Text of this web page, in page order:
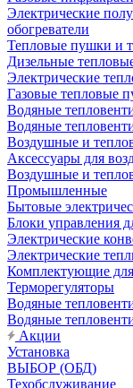
Электрические
обогреватели
Тепловые пушки и
Дизельные
Электрические
Газовые тепловые
Водяные
Водяные
Воздушные и
Аксессуары для
Воздушные и
Промышленные
Бытовые
Блоки управления
Электрические
Электрические
Комплектующие
Терморегуляторы
Водяные
Водяные
Акции
Установка
ВЫБОР (ОБД)
Техобслуживание